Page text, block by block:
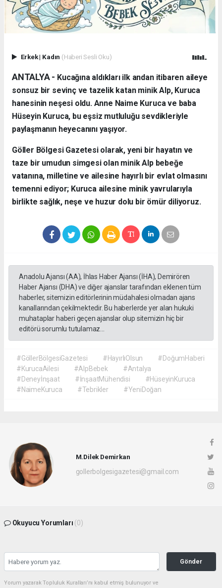
Erkek| Kadın (Haberi Sesli Oku)
ANTALYA - ​ Kucağına aldıkları ilk andan itibaren aileye
sonsuz bir sevinç ve tazelik katan minik Alp, Kuruca
hanesinin neşesi oldu. Anne Naime Kuruca ve baba
Hüseyin Kuruca, bu eşsiz mutluluğu sevdikleriyle
paylaşmanın heyecanını yaşıyor.
​Göller Bölgesi Gazetesi olarak, yeni bir hayatın ve
taze bir umudun simgesi olan minik Alp bebeğe
vatanına, milletine ve ailesine hayırlı bir evlat olmasını
temenni ediyor; Kuruca ailesine minik yavrularıyla
birlikte sağlık, neşe ve huzur dolu bir ömür diliyoruz.
Anadolu Ajansı (AA), İhlas Haber Ajansı (İHA), Demirören
Haber Ajansı (DHA) ve diğer ajanslar tarafından eklenen tüm
haberler, sitemizin editörlerinin müdahalesi olmadan ajans
kanallarından çekilmektedir. Bu haberlerde yer alan hukuki
muhataplar haberi geçen ajanslar olup sitemizin hiç bir
editörü sorumlu tutulamaz...
#GöllerBölgesiGazetesi #HayırlıOlsun
#DoğumHaberi
#KurucaAilesi
#AlpBebek
#Antalya
#Deneyİnşaat
#İnşaatMühendisi
#HüseyinKuruca
#NaimeKuruca
#Tebrikler #YeniDoğan
M.Dilek Demirkan
gollerbolgesigazetesi@gmail.com
Okuyucu Yorumları (0)
Gönder
Yorum yazarak Topluluk Kuralları’nı kabul etmiş bulunuyor ve